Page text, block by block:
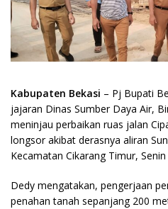
Kabupaten Bekasi – Pj Bupati
jajaran Dinas Sumber Daya Air,
meninjau perbaikan ruas jalan
longsor akibat derasnya aliran
Kecamatan Cikarang Timur,
Dedy mengatakan, pengerjaan
penahan tanah sepanjang 200